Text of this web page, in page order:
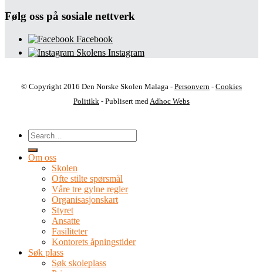
Følg oss på sosiale nettverk
Facebook
Skolens Instagram
© Copyright 2016 Den Norske Skolen Malaga - Personvern - Cookies
Politikk - Publisert medAdhoc Webs
Om oss
Skolen
Ofte stilte spørsmål
Våre tre gylne regler
Organisasjonskart
Styret
Ansatte
Fasiliteter
Kontorets åpningstider
Søk plass
Søk skoleplass